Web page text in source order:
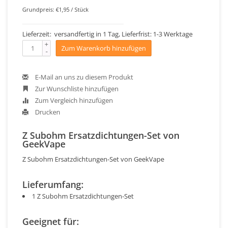
Grundpreis: €1,95 / Stück
Lieferzeit: versandfertig in 1 Tag, Lieferfrist: 1-3 Werktage
+
- Zum Warenkorb hinzufügen
E-Mail an uns zu diesem Produkt
Zur Wunschliste hinzufügen
Zum Vergleich hinzufügen
Drucken
Z Subohm Ersatzdichtungen-Set von
GeekVape
Z Subohm Ersatzdichtungen-Set von GeekVape
Lieferumfang:
1 Z Subohm Ersatzdichtungen-Set
Geeignet für: